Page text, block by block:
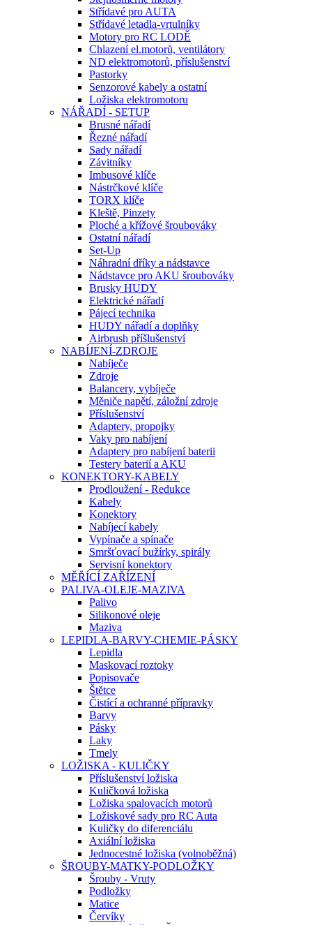
Střídavé pro AUTA
Střídavé letadla-vrtulníky
Motory pro RC LODĚ
Chlazení el.motorů, ventilátory
ND elektromotorů, příslušenství
Pastorky
Senzorové kabely a ostatní
Ložiska elektromotoru
NÁŘADÍ - SETUP
Brusné nářadí
Řezné nářadí
Sady nářadí
Závitníky
Imbusové klíče
Nástrčkové klíče
TORX klíče
Kleště, Pinzety
Ploché a křížové šroubováky
Ostatní nářadí
Set-Up
Náhradní dříky a nádstavce
Nádstavce pro AKU šroubováky
Brusky HUDY
Elektrické nářadí
Pájecí technika
HUDY nářadí a doplňky
Airbrush příšlušenství
NABÍJENÍ-ZDROJE
Nabíječe
Zdroje
Balancery, vybíječe
Měniče napětí, záložní zdroje
Příslušenství
Adaptery, propojky
Vaky pro nabíjení
Adaptery pro nabíjení baterii
Testery baterií a AKU
KONEKTORY-KABELY
Prodloužení - Redukce
Kabely
Konektory
Nabíjecí kabely
Vypínače a spínače
Smršťovací bužírky, spirály
Servisní konektory
MĚŘÍCÍ ZAŘÍZENÍ
PALIVA-OLEJE-MAZIVA
Palivo
Silikonové oleje
Maziva
LEPIDLA-BARVY-CHEMIE-PÁSKY
Lepidla
Maskovací roztoky
Popisovače
Štětce
Čistící a ochranné přípravky
Barvy
Pásky
Laky
Tmely
LOŽISKA - KULIČKY
Příslušenství ložiska
Kuličková ložiska
Ložiska spalovacích motorů
Ložiskové sady pro RC Auta
Kuličky do diferenciálu
Axiální ložiska
Jednocestné ložiska (volnoběžná)
ŠROUBY-MATKY-PODLOŽKY
Šrouby - Vruty
Podložky
Matice
Červíky